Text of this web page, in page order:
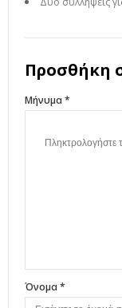
Προσθήκη
Μήνυμα *
Όνομα *